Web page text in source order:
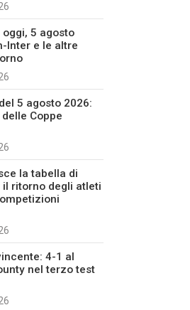
5 agosto
Inter e le altre
5 agosto 2026:
Coppe
la tabella di
ritorno degli atleti
4-1 al
nel terzo test